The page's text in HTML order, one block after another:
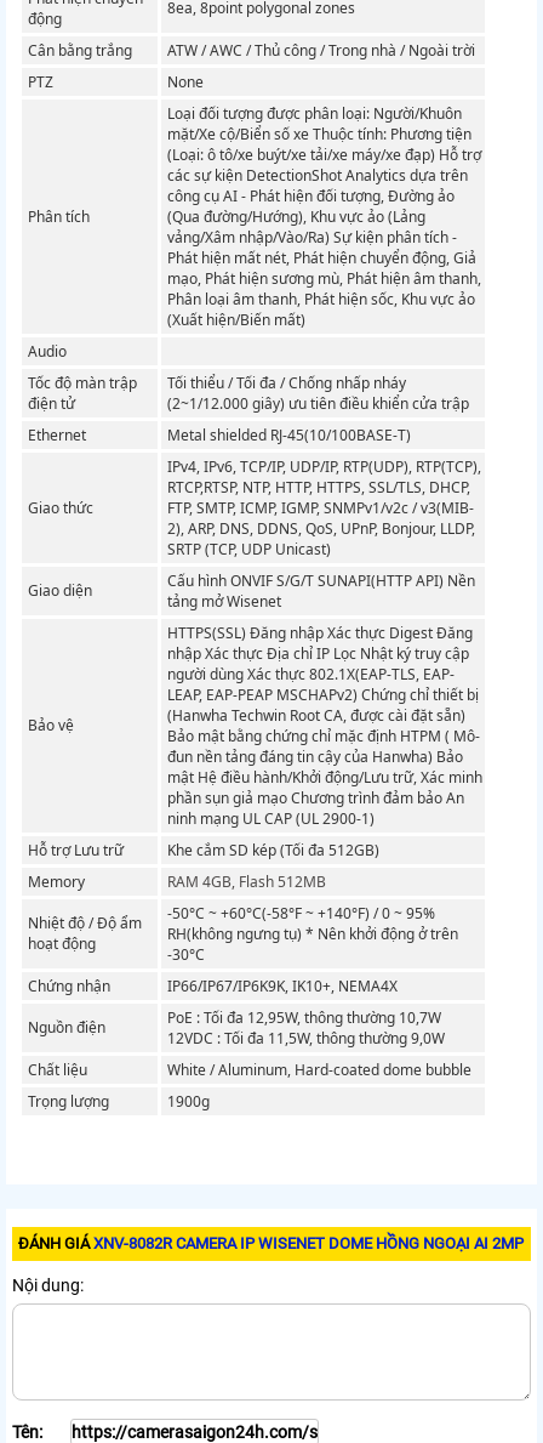
động
8ea, 8point polygonal zones
Cân bằng trắng
ATW / AWC / Thủ công / Trong nhà / Ngoài trời
PTZ
None
Phân tích
Loại đối tượng được phân loại: Người/Khuôn
mặt/Xe cộ/Biển số xe Thuộc tính: Phương tiện
(Loại: ô tô/xe buýt/xe tải/xe máy/xe đạp) Hỗ trợ
các sự kiện DetectionShot Analytics dựa trên
công cụ AI - Phát hiện đối tượng, Đường ảo
(Qua đường/Hướng), Khu vực ảo (Lảng
vảng/Xâm nhập/Vào/Ra) Sự kiện phân tích -
Phát hiện mất nét, Phát hiện chuyển động, Giả
mạo, Phát hiện sương mù, Phát hiện âm thanh,
Phân loại âm thanh, Phát hiện sốc, Khu vực ảo
(Xuất hiện/Biến mất)
Audio
Tốc độ màn trập
điện tử
Tối thiểu / Tối đa / Chống nhấp nháy
(2~1/12.000 giây) ưu tiên điều khiển cửa trập
Ethernet
Metal shielded RJ-45(10/100BASE-T)
Giao thức
IPv4, IPv6, TCP/IP, UDP/IP, RTP(UDP), RTP(TCP),
RTCP,RTSP, NTP, HTTP, HTTPS, SSL/TLS, DHCP,
FTP, SMTP, ICMP, IGMP, SNMPv1/v2c / v3(MIB-
2), ARP, DNS, DDNS, QoS, UPnP, Bonjour, LLDP,
SRTP (TCP, UDP Unicast)
Giao diện
Cấu hình ONVIF S/G/T SUNAPI(HTTP API) Nền
tảng mở Wisenet
Bảo vệ
HTTPS(SSL) Đăng nhập Xác thực Digest Đăng
nhập Xác thực Địa chỉ IP Lọc Nhật ký truy cập
người dùng Xác thực 802.1X(EAP-TLS, EAP-
LEAP, EAP-PEAP MSCHAPv2) Chứng chỉ thiết bị
(Hanwha Techwin Root CA, được cài đặt sẵn)
Bảo mật bằng chứng chỉ mặc định HTPM ( Mô-
đun nền tảng đáng tin cậy của Hanwha) Bảo
mật Hệ điều hành/Khởi động/Lưu trữ, Xác minh
phần sụn giả mạo Chương trình đảm bảo An
ninh mạng UL CAP (UL 2900-1)
Hỗ trợ Lưu trữ
Khe cắm SD kép (Tối đa 512GB)
Memory
RAM 4GB, Flash 512MB
Nhiệt độ / Độ ẩm
hoạt động
-50°C ~ +60°C(-58°F ~ +140°F) / 0 ~ 95%
RH(không ngưng tụ) * Nên khởi động ở trên
-30°C
Chứng nhận
IP66/IP67/IP6K9K, IK10+, NEMA4X
Nguồn điện
PoE : Tối đa 12,95W, thông thường 10,7W
12VDC : Tối đa 11,5W, thông thường 9,0W
Chất liệu
White / Aluminum, Hard-coated dome bubble
Trọng lượng
1900g
ĐÁNH GIÁXNV-8082R CAMERA IP WISENET DOME HỒNG NGOẠI AI 2MP
Nội dung:
Tên: